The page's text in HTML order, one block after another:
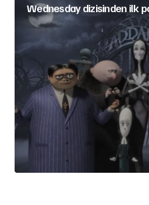
Wednesday dizisinden ilk